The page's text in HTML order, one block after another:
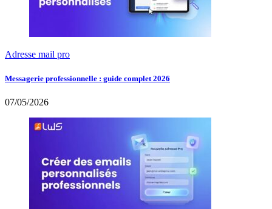
Adresse mail pro
Messagerie professionnelle : guide complet 2026
07/05/2026